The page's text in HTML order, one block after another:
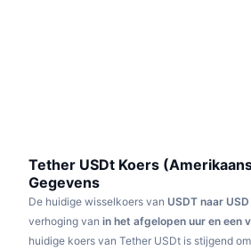
Sport
Financiën
RSI
MACD
Onderzoek
Video's
Woordenlijst
Tether USDt Koers
Gegevens
De huidige wisselkoers van USDT naar USD
verhoging van in het afgelopen uur en een
huidige koers van Tether USDt is stijgend